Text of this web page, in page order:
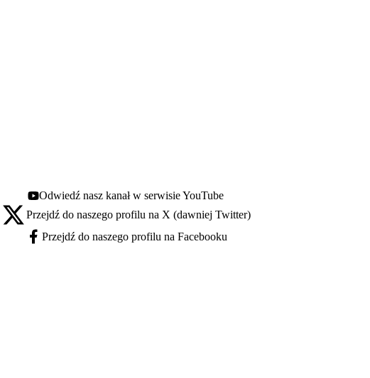
Youtube - otwiera się w nowej karcie
Odwiedź nasz kanał w serwisie YouTube
X - otwiera się w nowej karcie
Przejdź do naszego profilu na X (dawniej Twitter)
Facebook - otwiera się w nowej karcie
Przejdź do naszego profilu na Facebooku